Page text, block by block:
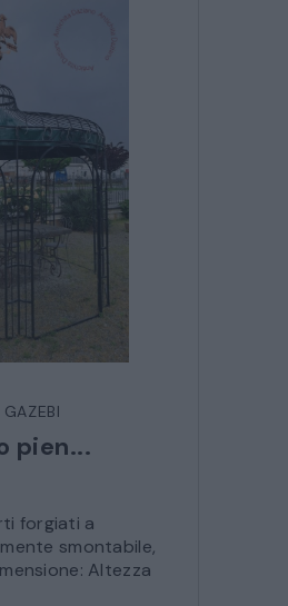
– DOPPI CORPI – BUFFET
– STUDIO UFFICIO
DA GIARDINO
ILLUMINAZIONE
E STRUTTURE
ED ESPOSIZIONE
MUSICALI
GAZEBI
pien...
forgiati a
smontabile,
Altezza